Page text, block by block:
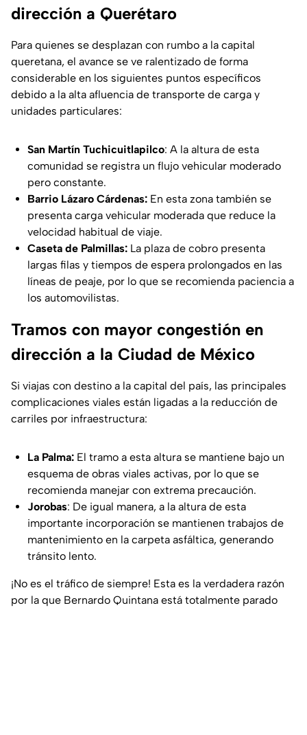
dirección a Querétaro
Para quienes se desplazan con rumbo a la capital
queretana, el avance se ve ralentizado de forma
considerable en los siguientes puntos específicos
debido a la alta afluencia de transporte de carga y
unidades particulares:
San Martín Tuchicuitlapilco: A la altura de esta
comunidad se registra un flujo vehicular moderado
pero constante.
Barrio Lázaro Cárdenas: En esta zona también se
presenta carga vehicular moderada que reduce la
velocidad habitual de viaje.
Caseta de Palmillas: La plaza de cobro presenta
largas filas y tiempos de espera prolongados en las
líneas de peaje, por lo que se recomienda paciencia a
los automovilistas.
Tramos con mayor congestión en
dirección a la Ciudad de México
Si viajas con destino a la capital del país, las principales
complicaciones viales están ligadas a la reducción de
carriles por infraestructura:
La Palma: El tramo a esta altura se mantiene bajo un
esquema de obras viales activas, por lo que se
recomienda manejar con extrema precaución.
Jorobas: De igual manera, a la altura de esta
importante incorporación se mantienen trabajos de
mantenimiento en la carpeta asfáltica, generando
tránsito lento.
¡No es el tráfico de siempre! Esta es la verdadera razón
por la que Bernardo Quintana está totalmente parado